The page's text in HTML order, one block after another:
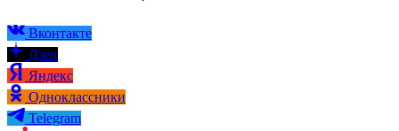
Вконтакте
Дзен
Яндекс
Одноклассники
Telegram